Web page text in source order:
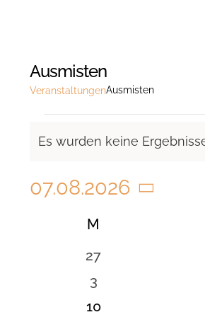
Ausmisten
VeranstaltungenAusmisten
Es wurden keine
07.08.2026
Datum
wählen.
Kalender
Veranstaltungen
M
0
Veranstaltungen
27
0
Veranstaltungen
3
0
10